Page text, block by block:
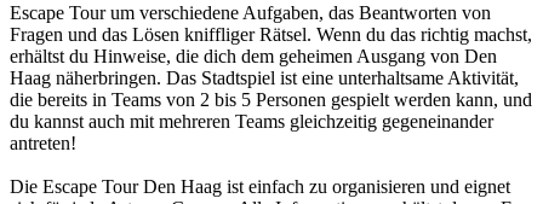
Escape Tour um verschiedene Aufgaben, das Beantworten von
Fragen und das Lösen kniffliger Rätsel. Wenn du das richtig machst,
erhältst du Hinweise, die dich dem geheimen Ausgang von Den
Haag näherbringen. Das Stadtspiel ist eine unterhaltsame Aktivität,
die bereits in Teams von 2 bis 5 Personen gespielt werden kann, und
du kannst auch mit mehreren Teams gleichzeitig gegeneinander
antreten!
Die Escape Tour Den Haag ist einfach zu organisieren und eignet